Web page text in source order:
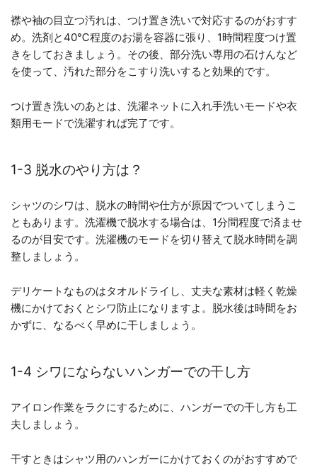
襟や袖の目立つ汚れは、つけ置き洗いで対応するのがおすす
め。洗剤と40℃程度のお湯を容器に張り、1時間程度つけ置
きをしておきましょう。その後、部分洗い専用の石けんなど
を使って、汚れた部分をこすり洗いすると効果的です。
つけ置き洗いのあとは、洗濯ネットに入れ手洗いモードや衣
類用モードで洗濯すれば完了です。
1-3 脱水のやり方は？
シャツのシワは、脱水の時間や仕方が原因でついてしまうこ
ともあります。洗濯機で脱水する場合は、1分間程度で済ませ
るのが目安です。洗濯機のモードを切り替えて脱水時間を調
整しましょう。
デリケートなものはタオルドライし、丈夫な素材は軽く乾燥
機にかけておくとシワ防止になりますよ。脱水後は時間をお
かずに、なるべく早めに干しましょう。
1-4 シワにならないハンガーでの干し方
アイロン作業をラクにするために、ハンガーでの干し方も工
夫しましょう。
干すときはシャツ用のハンガーにかけておくのがおすすめで